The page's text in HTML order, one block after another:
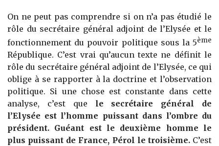
On ne peut pas comprendre si on n’a pas étudié le
rôle du secrétaire général adjoint de l’Elysée et le
fonctionnement du pouvoir politique sous la 5ème
République. C’est vrai qu’aucun texte ne définit le
rôle du secrétaire général adjoint de l’Elysée, ce qui
oblige à se rapporter à la doctrine et l’observation
politique. Si une chose est constante dans cette
analyse, c’est que le secrétaire général de
l’Elysée est l’homme puissant dans l’ombre du
président. Guéant est le deuxième homme le
plus puissant de France, Pérol le troisième.C’est